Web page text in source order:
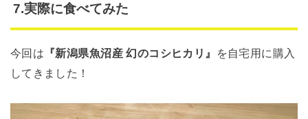
7.実際に食べてみた
今回は 『新潟県魚沼産 幻のコシヒカリ』
を自宅用に購入
してきました！